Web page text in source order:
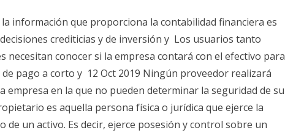
información que proporciona la contabilidad financiera es
crediticias y de inversión y Los usuarios tanto
necesitan conocer si la empresa contará con el efectivo para
pago a corto y 12 Oct 2019 Ningún proveedor realizará
empresa en la que no pueden determinar la seguridad de su
es aquella persona física o jurídica que ejerce la
de un activo. Es decir, ejerce posesión y control sobre un